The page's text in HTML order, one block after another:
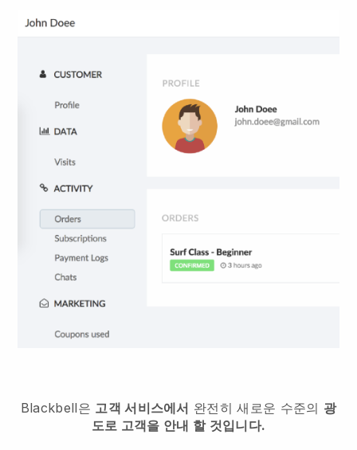
Blackbell은 고객 서비스에서 완전히 새로운 수준의 광
도로 고객을 안내 할 것입니다.